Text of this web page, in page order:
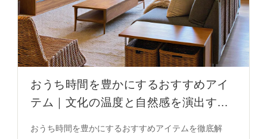
おうち時間を豊かにするおすすめアイ
テム｜文化の温度と自然感を演出する3
おうち時間を豊かにするおすすめアイテムを徹底解